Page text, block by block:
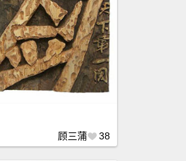
顾三蒲
38